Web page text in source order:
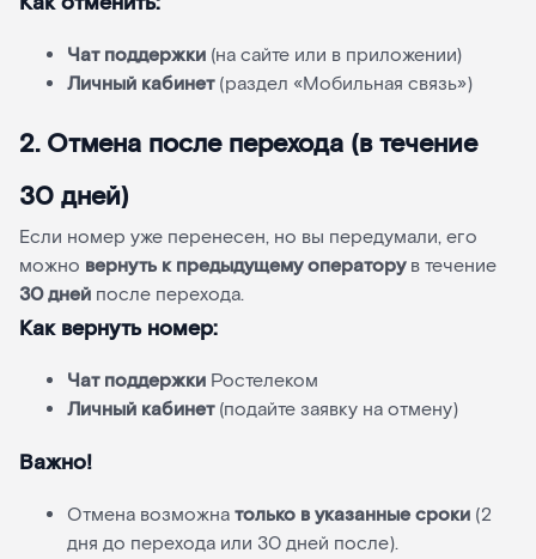
Чат поддержки (на сайте или в приложении)
Личный кабинет(раздел «Мобильная связь»)
2. Отмена после перехода (в течение
30 дней)
Если номер уже перенесен, но вы передумали, его
можно вернуть к предыдущему операторув течение
30 дней после перехода.
Как вернуть номер:
Чат поддержки Ростелеком
Личный кабинет(подайте заявку на отмену)
Важно!
Отмена возможнатолько в указанные сроки (2
дня до перехода или 30 дней после).